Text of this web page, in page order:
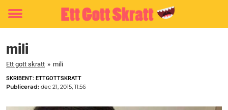
Toggle
mili
Ett gott skratt » mili
SKRIBENT: ETTGOTTSKRATT
Publicerad: dec 21, 2015, 11:56